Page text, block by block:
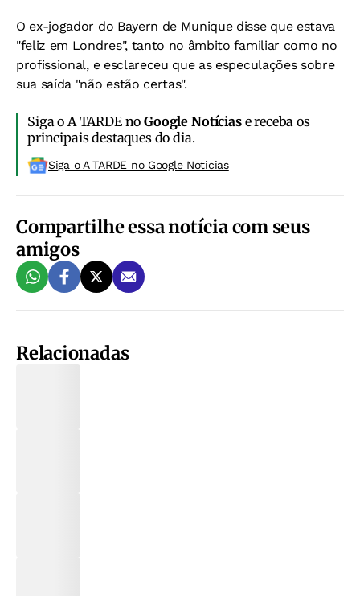
O ex-jogador do Bayern de Munique disse que estava
"feliz em Londres", tanto no âmbito familiar como no
profissional, e esclareceu que as especulações sobre
sua saída "não estão certas".
Siga o A TARDE noGoogle Notíciase receba os
principais destaques do dia.
Siga o A TARDE no Google Noticias
Compartilhe essa notícia com seus
amigos
Relacionadas